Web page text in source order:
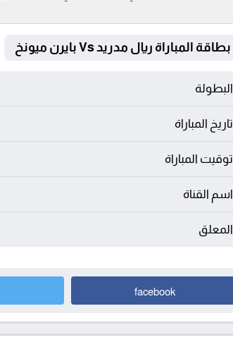
بطاقة المباراة ريال مدريد Vs بايرن ميونخ
البطولة
تاريخ المباراة
توقيت المباراة
اسم القناة
المعلق
facebook